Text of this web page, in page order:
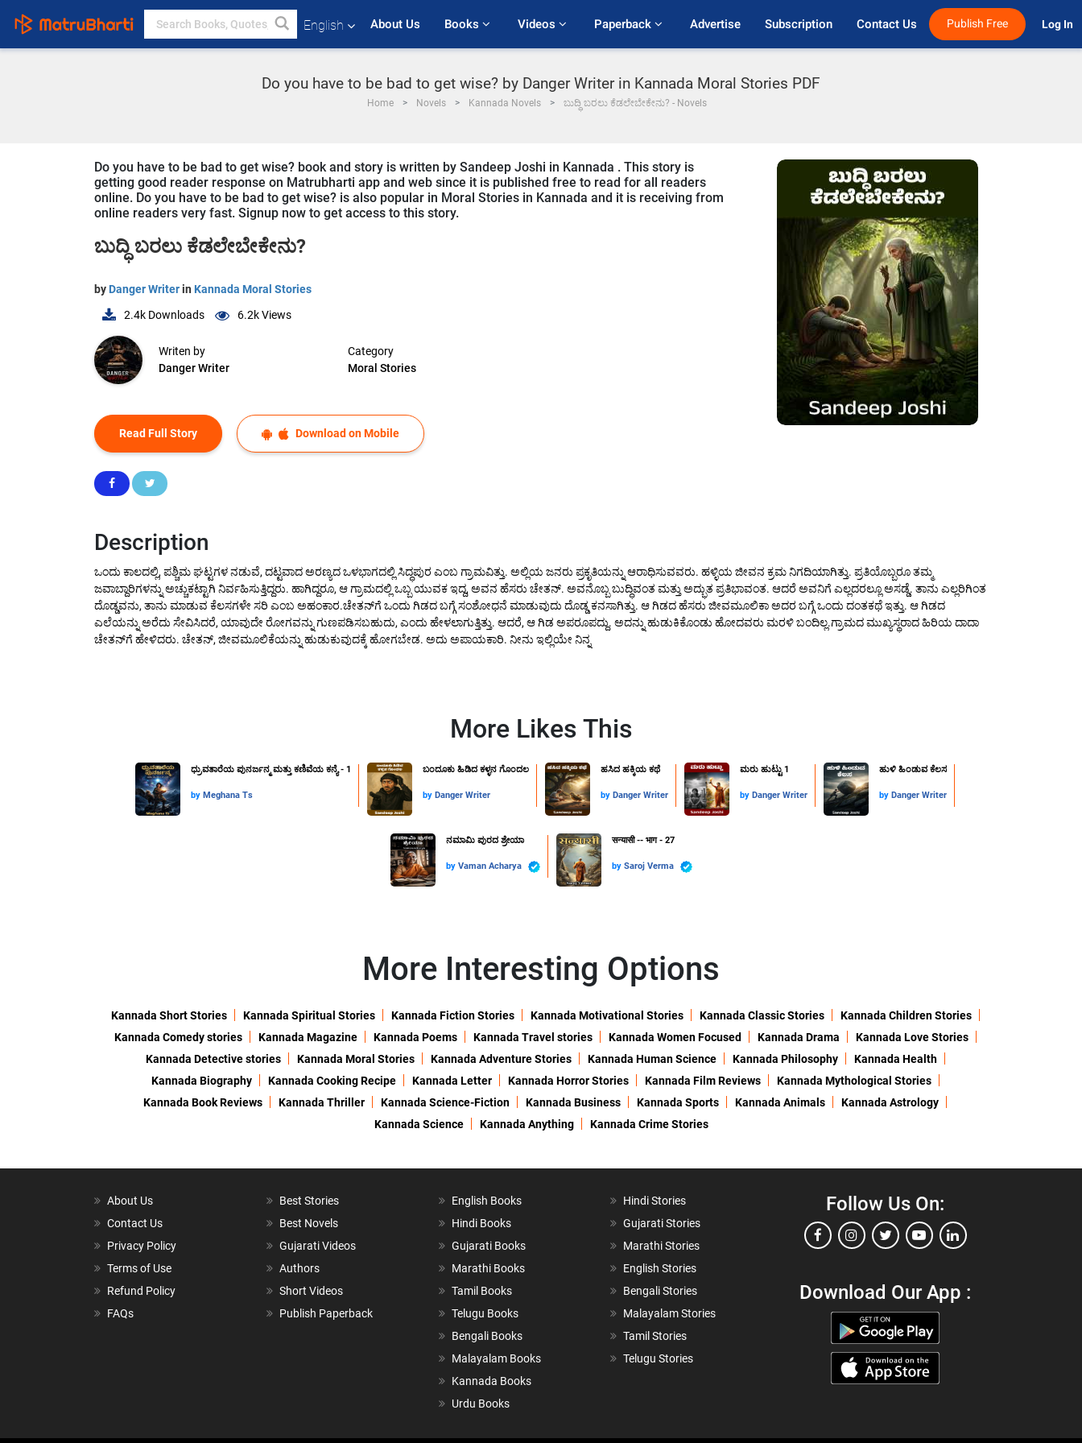
English About Us Books Videos Paperback Advertise Subscription Contact Us Publish Free Log In
Do you have to be bad to get wise? by Danger Writer in Kannada Moral Stories PDF
Home Novels Kannada Novels ಬುದ್ಧಿ ಬರಲು ಕೆಡಲೇಬೇಕೇನು? - Novels
Do you have to be bad to get wise? book and story is written by Sandeep Joshi in Kannada . This story is
getting good reader response on Matrubharti app and web since it is published free to read for all readers
online. Do you have to be bad to get wise? is also popular in Moral Stories in Kannada and it is receiving from
online readers very fast. Signup now to get access to this story.
ಬುದ್ಧಿ ಬರಲು ಕೆಡಲೇಬೇಕೇನು?
by Danger Writerin Kannada Moral Stories
2.4k Downloads 6.2kViews
Writen by
Danger Writer
Category
Moral Stories
Read Full Story Download on Mobile
Description
​ಒಂದು ಕಾಲದಲ್ಲಿ, ಪಶ್ಚಿಮ ಘಟ್ಟಗಳ ನಡುವೆ, ದಟ್ಟವಾದ ಅರಣ್ಯದ ಒಳಭಾಗದಲ್ಲಿ ಸಿದ್ಧಪುರ ಎಂಬ ಗ್ರಾಮವಿತ್ತು. ಅಲ್ಲಿಯ ಜನರು ಪ್ರಕೃತಿಯನ್ನು ಆರಾಧಿಸುವವರು. ಹಳ್ಳಿಯ ಜೀವನ ಕ್ರಮ ನಿಗದಿಯಾಗಿತ್ತು. ಪ್ರತಿಯೊಬ್ಬರೂ ತಮ್ಮ
ಜವಾಬ್ದಾರಿಗಳನ್ನು ಅಚ್ಚುಕಟ್ಟಾಗಿ ನಿರ್ವಹಿಸುತ್ತಿದ್ದರು. ಹಾಗಿದ್ದರೂ, ಆ ಗ್ರಾಮದಲ್ಲಿ ಒಬ್ಬ ಯುವಕ ಇದ್ದ, ಅವನ ಹೆಸರು ಚೇತನ್. ಅವನೊಬ್ಬ ಬುದ್ಧಿವಂತ ಮತ್ತು ಅದ್ಭುತ ಪ್ರತಿಭಾವಂತ. ಆದರೆ ಅವನಿಗೆ ಎಲ್ಲದರಲ್ಲೂ ಅಸಡ್ಡೆ. ತಾನು ಎಲ್ಲರಿಗಿಂತ
ದೊಡ್ಡವನು, ತಾನು ಮಾಡುವ ಕೆಲಸಗಳೇ ಸರಿ ಎಂಬ ಅಹಂಕಾರ.​ಚೇತನ್‍ಗೆ ಒಂದು ಗಿಡದ ಬಗ್ಗೆ ಸಂಶೋಧನೆ ಮಾಡುವುದು ದೊಡ್ಡ ಕನಸಾಗಿತ್ತು. ಆ ಗಿಡದ ಹೆಸರು ಜೀವಮೂಲಿಕಾ ಅದರ ಬಗ್ಗೆ ಒಂದು ದಂತಕಥೆ ಇತ್ತು. ಆ ಗಿಡದ
ಎಲೆಯನ್ನು ಅರೆದು ಸೇವಿಸಿದರೆ, ಯಾವುದೇ ರೋಗವನ್ನು ಗುಣಪಡಿಸಬಹುದು, ಎಂದು ಹೇಳಲಾಗುತ್ತಿತ್ತು. ಆದರೆ, ಆ ಗಿಡ ಅಪರೂಪದ್ದು. ಅದನ್ನು ಹುಡುಕಿಕೊಂಡು ಹೋದವರು ಮರಳಿ ಬಂದಿಲ್ಲ.​ಗ್ರಾಮದ ಮುಖ್ಯಸ್ಥರಾದ ಹಿರಿಯ ದಾದಾ
ಚೇತನ್‍ಗೆ ಹೇಳಿದರು. ಚೇತನ್, ಜೀವಮೂಲಿಕೆಯನ್ನು ಹುಡುಕುವುದಕ್ಕೆ ಹೋಗಬೇಡ. ಅದು ಅಪಾಯಕಾರಿ. ನೀನು ಇಲ್ಲಿಯೇ ನಿನ್ನ
More Likes This
ಧ್ರುವತಾರೆಯ ಪುನರ್ಜನ್ಮ ಮತ್ತು ಕಣಿವೆಯ ಕನ್ಯೆ - 1
by Meghana Ts
ಬಂದೂಕು ಹಿಡಿದ ಕಳ್ಳನ ಗೊಂದಲ
by Danger Writer
ಹಸಿದ ಹಕ್ಕಿಯ ಕಥೆ
by Danger Writer
ಮರು ಹುಟ್ಟು 1
by Danger Writer
ಹುಳಿ ಹಿಂಡುವ ಕೆಲಸ
by Danger Writer
ನಮಾಮಿ ಪುರದ ಶ್ರೇಯಾ
by Vaman Acharya
सन्यासी -- भाग - 27
by Saroj Verma
More Interesting Options
Kannada Short Stories Kannada Spiritual Stories Kannada Fiction Stories Kannada Motivational Stories Kannada Classic Stories
Kannada Children Stories
Kannada Comedy stories
Kannada Magazine Kannada Poems Kannada Travel stories Kannada Women Focused Kannada Drama
Kannada Love Stories
Kannada Detective stories
Kannada Moral Stories Kannada Adventure Stories Kannada Human Science Kannada Philosophy
Kannada Health
Kannada Biography
Kannada Cooking Recipe Kannada Letter Kannada Horror Stories Kannada Film Reviews
Kannada Mythological Stories
Kannada Book Reviews
Kannada Thriller Kannada Science-Fiction Kannada Business Kannada Sports Kannada Animals
Kannada Astrology
Kannada Science
Kannada Anything Kannada Crime Stories
About Us
Contact Us
Privacy Policy
Terms of Use
Refund Policy
FAQs
Best Stories
Best Novels
Gujarati Videos
Authors
Short Videos
Publish Paperback
English Books
Hindi Books
Gujarati Books
Marathi Books
Tamil Books
Telugu Books
Bengali Books
Malayalam Books
Kannada Books
Urdu Books
Hindi Stories
Gujarati Stories
Marathi Stories
English Stories
Bengali Stories
Malayalam Stories
Tamil Stories
Telugu Stories
Follow Us On:
Download Our App :